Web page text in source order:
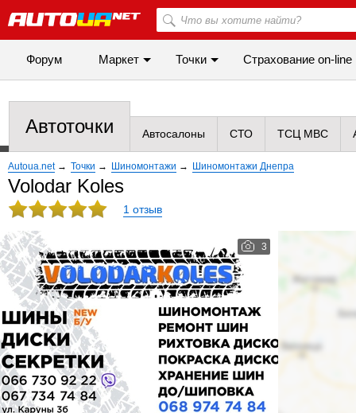
Форум Маркет Точки Cтрахование on-line
Автоточки Автосалоны СТО ТСЦ МВС
Autoua.net → Точки → Шиномонтажи → Шиномонтажи Днепра
Volodar Koles
1 отзыв
3